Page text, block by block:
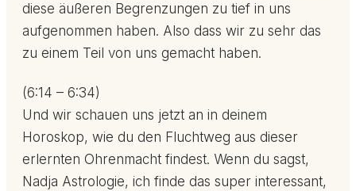
diese äußeren Begrenzungen zu tief in uns
aufgenommen haben. Also dass wir zu sehr das
zu einem Teil von uns gemacht haben.
(6:14 – 6:34)
Und wir schauen uns jetzt an in deinem
Horoskop, wie du den Fluchtweg aus dieser
erlernten Ohrenmacht findest. Wenn du sagst,
Nadja Astrologie, ich finde das super interessant,